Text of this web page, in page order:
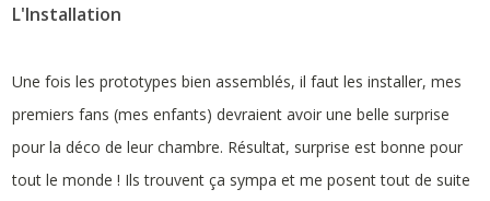
L'Installation
Une fois les prototypes bien assemblés, il faut les installer, mes
premiers fans (mes enfants) devraient avoir une belle surprise
pour la déco de leur chambre. Résultat, surprise est bonne pour
tout le monde ! Ils trouvent ça sympa et me posent tout de suite